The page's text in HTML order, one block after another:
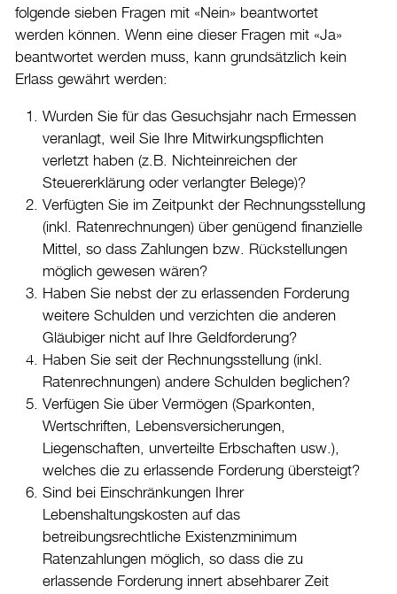
folgende sieben Fragen mit «Nein» beantwortet
werden können. Wenn eine dieser Fragen mit «Ja»
beantwortet werden muss, kann grundsätzlich kein
Erlass gewährt werden:
Wurden Sie für das Gesuchsjahr nach Ermessen
veranlagt, weil Sie Ihre Mitwirkungspflichten
verletzt haben (z.B. Nichteinreichen der
Steuererklärung oder verlangter Belege)?
Verfügten Sie im Zeitpunkt der Rechnungsstellung
(inkl. Ratenrechnungen) über genügend finanzielle
Mittel, so dass Zahlungen bzw. Rückstellungen
möglich gewesen wären?
Haben Sie nebst der zu erlassenden Forderung
weitere Schulden und verzichten die anderen
Gläubiger nicht auf Ihre Geldforderung?
Haben Sie seit der Rechnungsstellung (inkl.
Ratenrechnungen) andere Schulden beglichen?
Verfügen Sie über Vermögen (Sparkonten,
Wertschriften, Lebensversicherungen,
Liegenschaften, unverteilte Erbschaften usw.),
welches die zu erlassende Forderung übersteigt?
Sind bei Einschränkungen Ihrer
Lebenshaltungskosten auf das
betreibungsrechtliche Existenzminimum
Ratenzahlungen möglich, so dass die zu
erlassende Forderung innert absehbarer Zeit